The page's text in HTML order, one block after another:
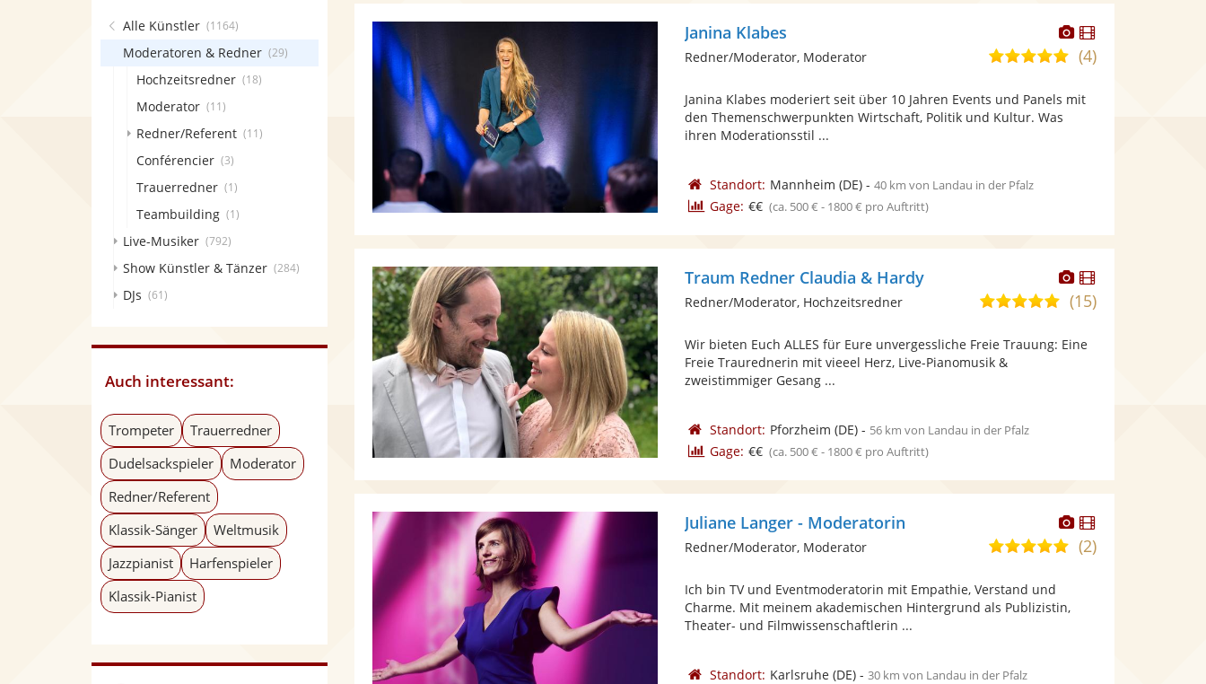
Dieser
Künstler
stellt
Fotos
bereit.
Dieser
Künstler
Janina Klabes
5,0
5
(4)
Redner/Moderator, Moderator
Janina Klabes moderiert seit über 10 Jahren Events und Panels mit
den Themenschwerpunkten Wirtschaft, Politik und Kultur. Was
ihren Moderationsstil ...
Standort: Mannheim (DE)- 40 km von Landau in der Pfalz
Gage: €€ (ca. 500 € - 1800 € pro Auftritt)
Dieser
Künstler
stellt
bereit.
Dieser
Künstler
Traum Redner Claudia & Hardy
5,0
5
(15)
Redner/Moderator, Hochzeitsredner
Wir bieten Euch ALLES für Eure unvergessliche Freie Trauung: Eine
Freie Traurednerin mit vieeel Herz, Live-Pianomusik &
zweistimmiger Gesang ...
Standort: Pforzheim (DE)- 56 km von Landau in der Pfalz
Gage: €€ (ca. 500 € - 1800 € pro Auftritt)
Dieser
Künstler
stellt
Dieser
Künstler
Juliane Langer - Moderatorin
4,9
Sternen
(2)
Redner/Moderator, Moderator
Ich bin TV und Eventmoderatorin mit Empathie, Verstand und
Charme. Mit meinem akademischen Hintergrund als Publizistin,
Theater- und Filmwissenschaftlerin ...
Standort: Karlsruhe(DE)- 30 km von Landau in der Pfalz
Alle Künstler (1164)
Moderatoren & Redner (29)
Hochzeitsredner (18)
Moderator (11)
Redner/Referent (11)
Conférencier (3)
Trauerredner (1)
Teambuilding (1)
Live-Musiker (792)
Show Künstler & Tänzer (284)
DJs (61)
Auch interessant:
Trompeter
Trauerredner
Dudelsackspieler
Moderator
Redner/Referent
Klassik-Sänger
Weltmusik
Jazzpianist
Harfenspieler
Klassik-Pianist